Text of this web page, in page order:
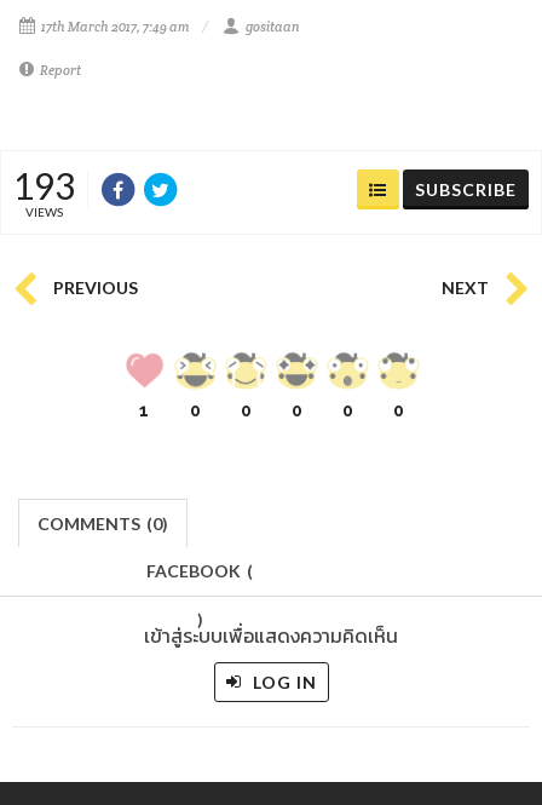
17th March 2017, 7:49 am gositaan
Report
193
VIEWS
SUBSCRIBE
PREVIOUS NEXT
1 0 0 0 0 0
COMMENTS (0)
FACEBOOK (
)
เข้าสู่ระบบเพื่อแสดงความคิดเห็น
LOG IN